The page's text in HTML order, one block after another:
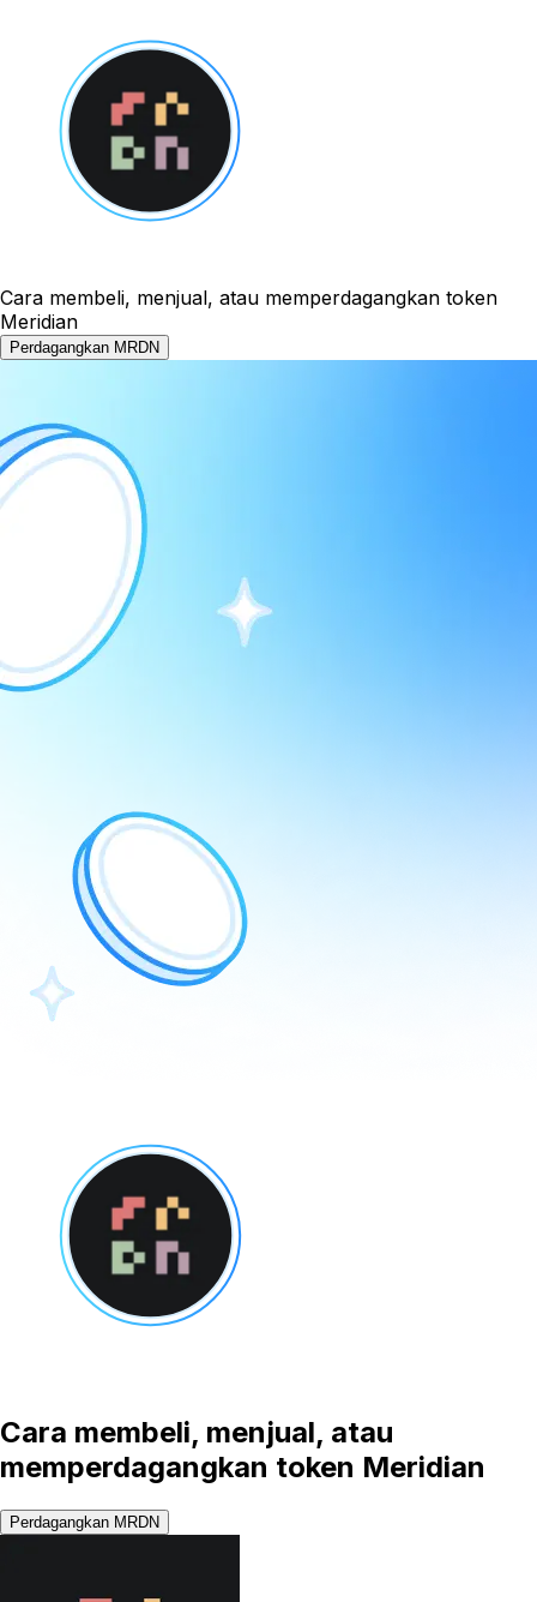
Cara membeli, menjual, atau memperdagangkan token
Meridian
Perdagangkan MRDN
Cara membeli, menjual, atau
memperdagangkan token Meridian
Perdagangkan MRDN